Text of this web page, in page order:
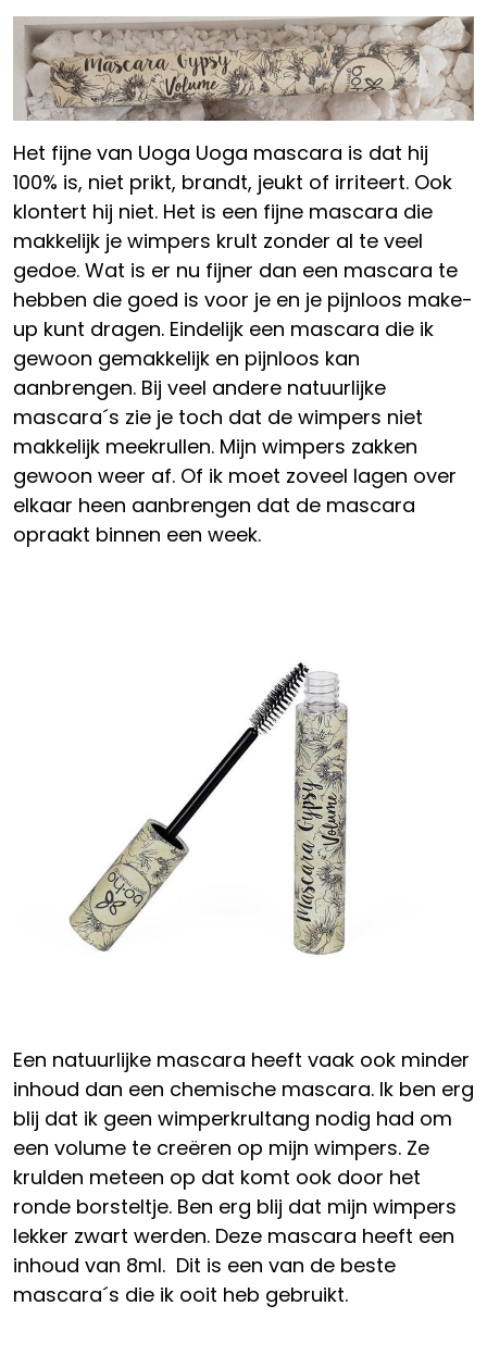
Het fijne van Uoga Uoga mascara is dat hij
100% is, niet prikt, brandt, jeukt of irriteert. Ook
klontert hij niet. Het is een fijne mascara die
makkelijk je wimpers krult zonder al te veel
gedoe. Wat is er nu fijner dan een mascara te
hebben die goed is voor je en je pijnloos make-
up kunt dragen. Eindelijk een mascara die ik
gewoon gemakkelijk en pijnloos kan
aanbrengen. Bij veel andere natuurlijke
mascara´s zie je toch dat de wimpers niet
makkelijk meekrullen. Mijn wimpers zakken
gewoon weer af. Of ik moet zoveel lagen over
elkaar heen aanbrengen dat de mascara
opraakt binnen een week.
Een natuurlijke mascara heeft vaak ook minder
inhoud dan een chemische mascara. Ik ben erg
blij dat ik geen wimperkrultang nodig had om
een volume te creëren op mijn wimpers. Ze
krulden meteen op dat komt ook door het
ronde borsteltje. Ben erg blij dat mijn wimpers
lekker zwart werden. Deze mascara heeft een
inhoud van 8ml. Dit is een van de beste
mascara´s die ik ooit heb gebruikt.